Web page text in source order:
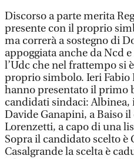
Discorso a parte merita
presente con il proprio
ma correrà a sostegno di
appoggiata anche da Ncd
l’Udc che nel frattempo si
proprio simbolo. Ieri Fabio
hanno presentato il primo
candidati sindaci: Albinea,
Davide Ganapini, a Baiso
Lorenzetti, a capo di una
Sopra il candidato scelto è
Casalgrande la scelta è